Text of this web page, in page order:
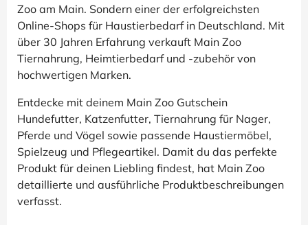
Zoo am Main. Sondern einer der erfolgreichsten
Online-Shops für Haustierbedarf in Deutschland. Mit
über 30 Jahren Erfahrung verkauft Main Zoo
Tiernahrung, Heimtierbedarf und -zubehör von
hochwertigen Marken.
Entdecke mit deinem Main Zoo Gutschein
Hundefutter, Katzenfutter, Tiernahrung für Nager,
Pferde und Vögel sowie passende Haustiermöbel,
Spielzeug und Pflegeartikel. Damit du das perfekte
Produkt für deinen Liebling findest, hat Main Zoo
detaillierte und ausführliche Produktbeschreibungen
verfasst.